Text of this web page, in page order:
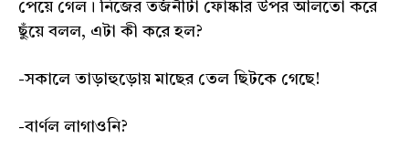
পেয়ে গেল। নিজের তর্জনীটা ফোষ্কার উপর আলতো করে
ছুঁয়ে বলল, এটা কী করে হল?
-সকালে তাড়াহুড়োয় মাছের তেল ছিটকে গেছে!
-বার্ণল লাগাওনি?